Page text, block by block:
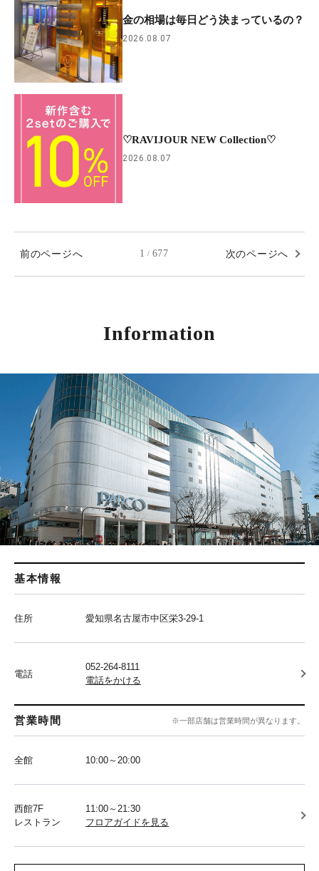
金の相場は毎日どう決まっているの？
2026.08.07
♡RAVIJOUR NEW Collection♡
2026.08.07
前のページへ 1 / 677 次のページへ
Information
基本情報
住所 愛知県名古屋市中区栄3-29-1
電話
052-264-8111
電話をかける
営業時間 ※一部店舗は営業時間が異なります。
全館 10:00～20:00
西館7F
レストラン
11:00～21:30
フロアガイドを見る